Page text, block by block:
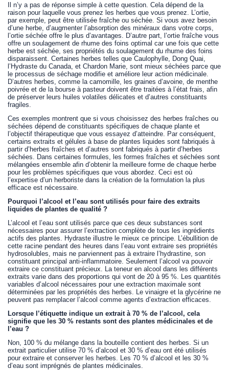
Il n’y a pas de réponse simple à cette question. Cela dépend de la
raison pour laquelle vous prenez les herbes que vous prenez. L’ortie,
par exemple, peut être utilisée fraîche ou séchée. Si vous avez besoin
d’une herbe, d’augmenter l’absorption des minéraux dans votre corps,
l’ortie séchée offre le plus d’avantages. D’autre part, l’ortie fraîche vous
offre un soulagement de rhume des foins optimal car une fois que cette
herbe est séchée, ses propriétés du soulagement du rhume des foins
disparaissent. Certaines herbes telles que Caulophylle, Dong Quai,
l’Hydraste du Canada, et Chardon Marie, sont mieux séchées parce que
le processus de séchage modifie et améliore leur action médicinale.
D’autres herbes, comme la camomille, les graines d’avoine, de menthe
poivrée et de la bourse à pasteur doivent être traitées à l’état frais, afin
de préserver leurs huiles volatiles délicates et d’autres constituants
fragiles.
Ces exemples montrent que si vous choisissez des herbes fraîches ou
séchées dépend de constituants spécifiques de chaque plante et
l’objectif thérapeutique que vous essayez d’atteindre. Par conséquent,
certains extraits et gélules à base de plantes liquides sont fabriqués à
partir d’herbes fraîches et d’autres sont fabriqués à partir d’herbes
séchées. Dans certaines formules, les formes fraîches et séchées sont
mélangées ensemble afin d’obtenir la meilleure forme de chaque herbe
pour les problèmes spécifiques que vous abordez. Ceci est où
l’expertise d’un herboriste dans la création de la formulation la plus
efficace est nécessaire.
Pourquoi l’alcool et l’eau sont utilisés pour faire des extraits
liquides de plantes de qualité ?
L’alcool et l’eau sont utilisés parce que ces deux substances sont
nécessaires pour assurer l’extraction complète de tous les ingrédients
actifs des plantes. Hydraste illustre le mieux ce principe. L’ébullition de
cette racine pendant des heures dans l’eau vont extraire ses propriétés
hydrosolubles, mais ne parviennent pas à extraire l’hydrastine, son
constituant principal anti-inflammatoire. Seulement l’alcool va pouvoir
extraire ce constituant précieux. La teneur en alcool dans les différents
extraits varie dans des proportions qui vont de 20 à 95 %. Les quantités
variables d’alcool nécessaires pour une extraction maximale sont
déterminées par les propriétés des herbes. Le vinaigre et la glycérine ne
peuvent pas remplacer l’alcool comme agents d’extraction efficaces.
Lorsque l’étiquette indique un extrait à 70 % de l’alcool, cela
signifie que les 30 % restants sont des plantes médicinales et de
l’eau ?
Non, 100 % du mélange dans la bouteille contient des herbes. Si un
extrait particulier utilise 70 % d’alcool et 30 % d’eau ont été utilisés
pour extraire et conserver les herbes. Les 70 % d’alcool et les 30 %
d’eau sont imprégnés de plantes médicinales.